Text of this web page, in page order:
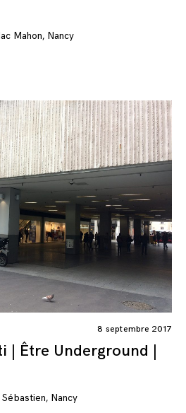
Mahon, Nancy
8 septembre 2017
| Être Underground |
Nancy